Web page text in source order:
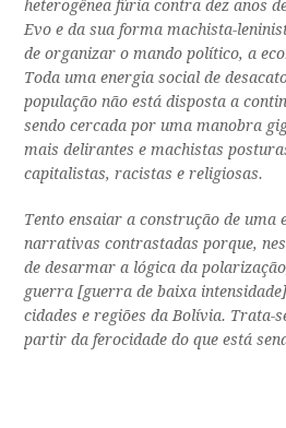
heterogênea fúria contra dez anos
Evo e da sua forma machista-
de organizar o mando político, a
Toda uma energia social de
população não está disposta a
sendo cercada por uma manobra
mais delirantes e machistas
capitalistas, racistas e religiosas.
Tento ensaiar a construção de uma
narrativas contrastadas porque,
de desarmar a lógica da
guerra [guerra de baixa
cidades e regiões da Bolívia. Trata-
partir da ferocidade do que está